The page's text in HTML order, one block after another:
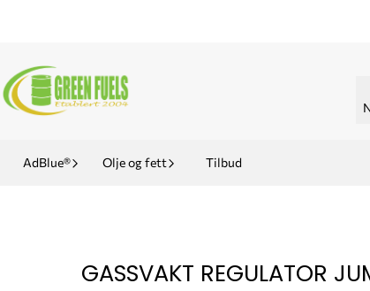
AdBlue® Olje og fett Tilbud
GASSVAKT REGULATOR